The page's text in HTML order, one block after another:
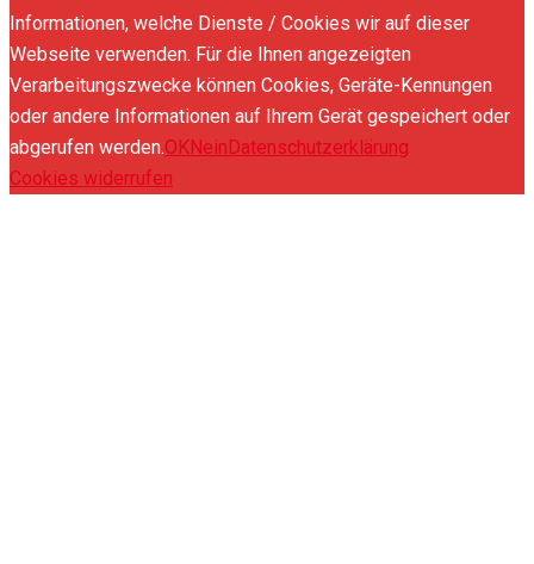
Informationen, welche Dienste / Cookies wir auf dieser
Webseite verwenden. Für die Ihnen angezeigten
Verarbeitungszwecke können Cookies, Geräte-Kennungen
oder andere Informationen auf Ihrem Gerät gespeichert oder
abgerufen werden.OKNeinDatenschutzerklärung
Cookies widerrufen